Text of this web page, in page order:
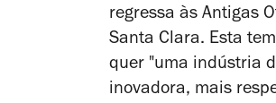
regressa às Antigas
Santa Clara. Esta
quer "uma indústria
inovadora, mais